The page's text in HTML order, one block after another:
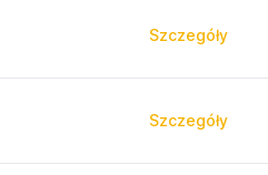
Szczegóły
Szczegóły